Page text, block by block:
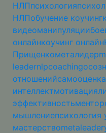
НЛПпсихология
НЛПобучение коучинг
видеоманипуляции
онлайнкоучинг онлайн
Прищенкометалидер
leadernlpcoaching
отношенийсамооценка
интеллектмотивация
эффективность
мышлениепсихология
мастерствоmetaleader